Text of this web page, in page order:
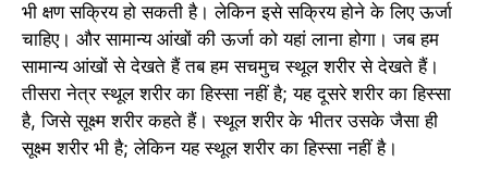
भी क्षण सक्रिय हो सकती है। लेकिन इसे सक्रिय होने के लिए ऊर्जा
चाहिए। और सामान्य आंखों की ऊर्जा को यहां लाना होगा। जब हम
सामान्य आंखों से देखते हैं तब हम सचमुच स्थूल शरीर से देखते हैं।
तीसरा नेत्र स्थूल शरीर का हिस्सा नहीं है; यह दूसरे शरीर का हिस्सा
है, जिसे सूक्ष्म शरीर कहते हैं। स्थूल शरीर के भीतर उसके जैसा ही
सूक्ष्म शरीर भी है; लेकिन यह स्थूल शरीर का हिस्सा नहीं है।